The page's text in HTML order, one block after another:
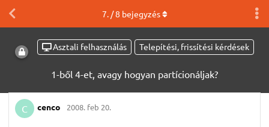
Asztali felhasználás Telepítési, frissítési kérdések
1-ből 4-et, avagy hogyan partícionáljak?
7. /8 bejegyzés
C cenco 2008. feb 20.